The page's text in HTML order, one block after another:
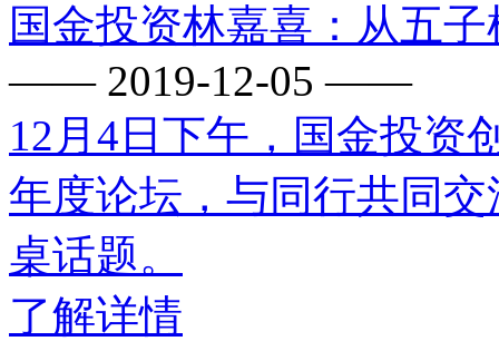
国金投资林嘉喜：从五
—— 2019-12-05 ——
12月4日下午，国金投资
年度论坛，与同行共同
桌话题。
了解详情